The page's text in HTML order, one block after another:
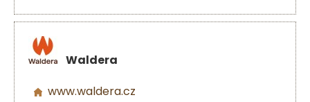
Waldera
www.waldera.cz